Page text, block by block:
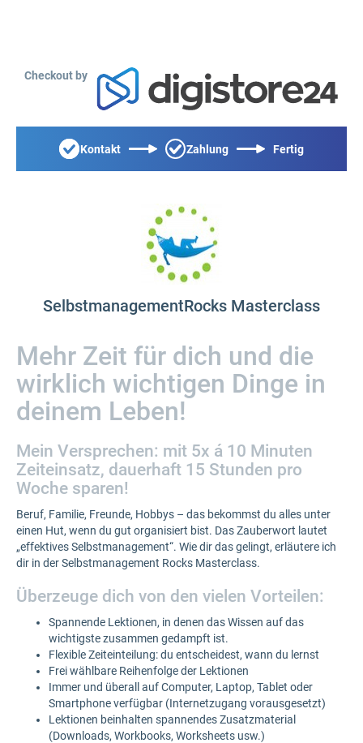
Checkout by
Kontakt Zahlung Fertig
SelbstmanagementRocks Masterclass
Mehr Zeit für dich und die
wirklich wichtigen Dinge in
deinem Leben!
Mein Versprechen: mit 5x á 10 Minuten
Zeiteinsatz, dauerhaft 15 Stunden pro
Woche sparen!
Beruf, Familie, Freunde, Hobbys – das bekommst du alles unter
einen Hut, wenn du gut organisiert bist. Das Zauberwort lautet
„effektives Selbstmanagement“. Wie dir das gelingt, erläutere ich
dir in der Selbstmanagement Rocks Masterclass.
Überzeuge dich von den vielen Vorteilen:
Spannende Lektionen, in denen das Wissen auf das
wichtigste zusammen gedampft ist.
Flexible Zeiteinteilung: du entscheidest, wann du lernst
Frei wählbare Reihenfolge der Lektionen
Immer und überall auf Computer, Laptop, Tablet oder
Smartphone verfügbar (Internetzugang vorausgesetzt)
Lektionen beinhalten spannendes Zusatzmaterial
(Downloads, Workbooks, Worksheets usw.)